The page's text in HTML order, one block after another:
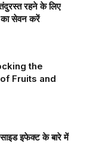
रहने के लिए
सेवन करें
the
Fruits and
इफेक्ट के बारे में